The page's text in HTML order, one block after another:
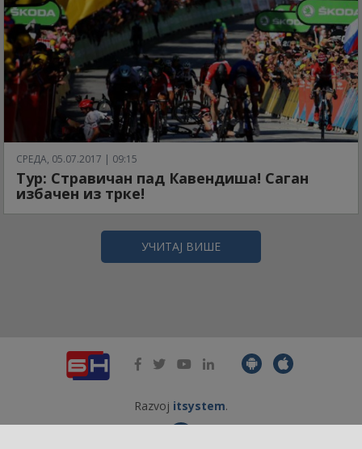
СРЕДА, 05.07.2017 | 09:15
Тур: Стравичан пад Кавендиша! Саган
избачен из трке!
УЧИТАЈ ВИШЕ
Razvoj itsystem.